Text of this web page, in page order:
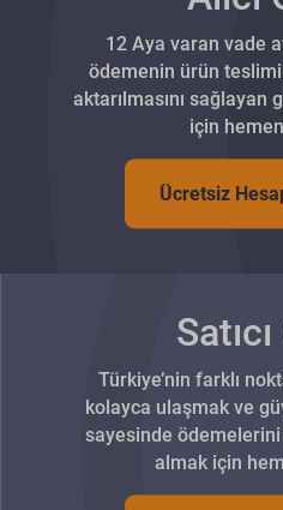
12 Aya varan vade
ödemenin ürün
aktarılmasını sağlayan
için hemen
Ücretsiz
Türkiye’nin farklı
kolayca ulaşmak ve
sayesinde
almak için